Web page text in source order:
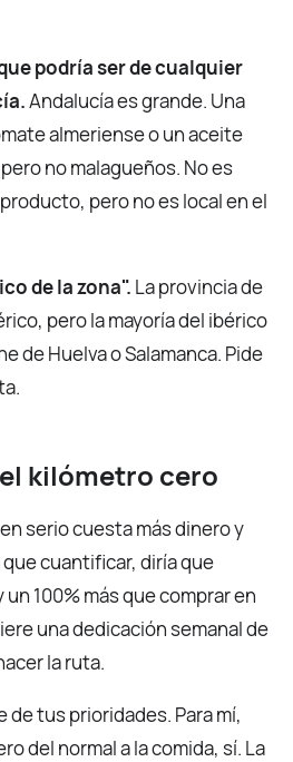
podría ser de cualquier
Andalucía es grande. Una
almeriense o un aceite
no malagueños. No es
pero no es local en el
de la zona". La provincia de
pero la mayoría del ibérico
de Huelva o Salamanca. Pide
kilómetro cero
serio cuesta más dinero y
cuantificar, diría que
100% más que comprar en
una dedicación semanal de
la ruta.
de tus prioridades. Para mí,
del normal a la comida, sí. La